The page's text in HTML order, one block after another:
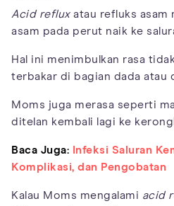
Acid refluxatau refluks asam
asam pada perut naik ke
Hal ini menimbulkan rasa
terbakar di bagian dada atau
Moms juga merasa seperti
ditelan kembali lagi ke
Baca Juga:
Infeksi Saluran
Komplikasi, dan Pengobatan
Kalau Moms mengalami acid